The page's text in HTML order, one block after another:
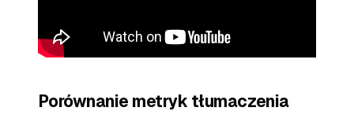
Porównanie metryk tłumaczenia